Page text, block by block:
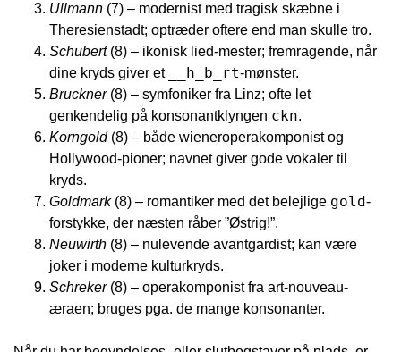
Ullmann (7) – modernist med tragisk skæbne i
Theresienstadt; optræder oftere end man skulle tro.
Schubert(8) – ikonisk lied-mester; fremragende, når
dine kryds giver et
__h_b_rt-mønster.
Bruckner(8) – symfoniker fra Linz; ofte let
genkendelig på konsonantklyngen ckn.
Korngold (8) – både wieneroperakomponist og
Hollywood-pioner; navnet giver gode vokaler til
kryds.
Goldmark(8) – romantiker med det belejlige gold-
forstykke, der næsten råber ”Østrig!”.
Neuwirth (8) – nulevende avantgardist; kan være
joker i moderne kulturkryds.
Schreker(8) – operakomponist fra art-nouveau-
æraen; bruges pga. de mange konsonanter.